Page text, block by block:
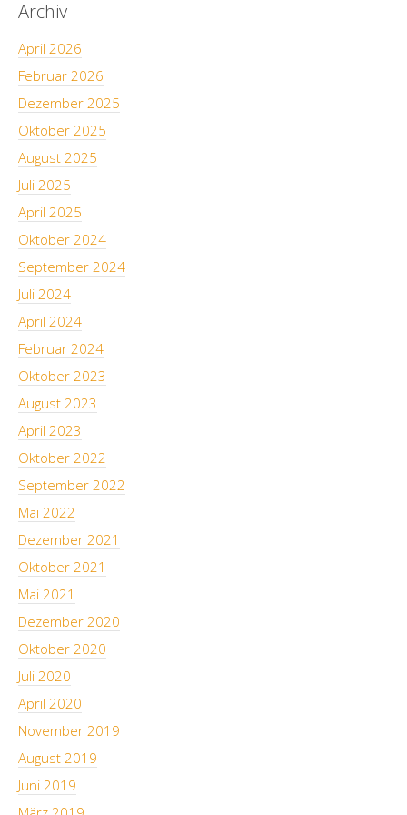
Archiv
April 2026
Februar 2026
Dezember 2025
Oktober 2025
August 2025
Juli 2025
April 2025
Oktober 2024
September 2024
Juli 2024
April 2024
Februar 2024
Oktober 2023
August 2023
April 2023
Oktober 2022
September 2022
Mai 2022
Dezember 2021
Oktober 2021
Mai 2021
Dezember 2020
Oktober 2020
Juli 2020
April 2020
November 2019
August 2019
Juni 2019